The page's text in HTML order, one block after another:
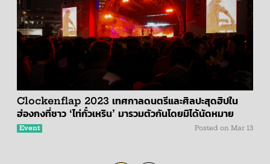
Clockenflap 2023 เทศกาลดนตรีและศิลปะสุดฮิปใน
ฮ่องกงที่ชาว ‘ไท่กั๋วเหริน’ มารวมตัวกันโดยมิได้นัดหมาย
Event Posted on Mar 13